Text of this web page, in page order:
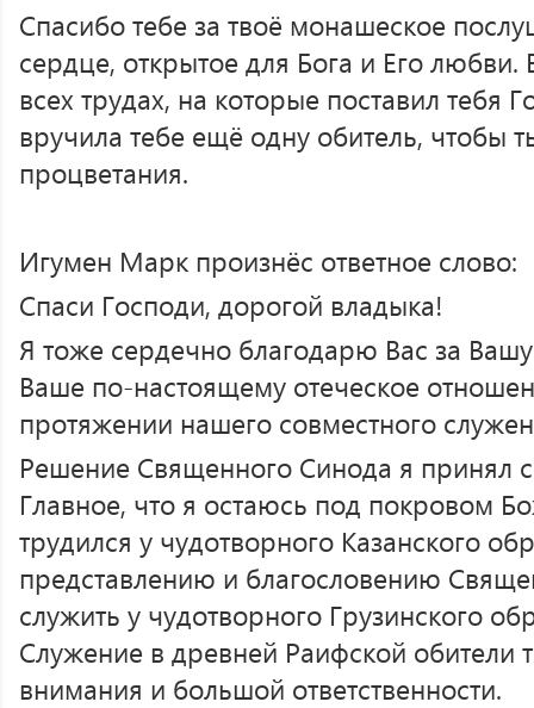
Спасибо тебе за твоё монашеское
сердце, открытое для Бога и Его
всех трудах, на которые поставил тебя
вручила тебе ещё одну обитель, чтобы
процветания.
Игумен Марк произнёс ответное слово:
Спаси Господи, дорогой владыка!
Я тоже сердечно благодарю Вас за
Ваше по-настоящему отеческое
протяжении нашего совместного
Решение Священного Синода я принял
Главное, что я остаюсь под покровом
трудился у чудотворного Казанского
представлению и благословению
служить у чудотворного Грузинского
Служение в древней Раифской обители
внимания и большой ответственности.